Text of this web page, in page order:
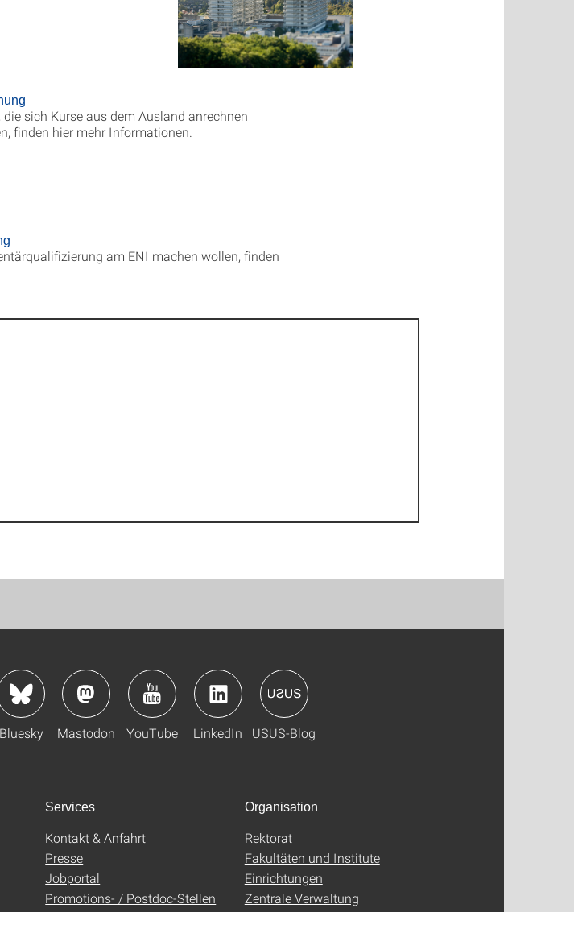
die sich Kurse aus dem Ausland anrechnen
finden hier mehr Informationen.
am ENI machen wollen, finden
Bluesky Mastodon YouTube LinkedIn USUS-Blog
Services
Kontakt & Anfahrt
Presse
Jobportal
Promotions- / Postdoc-Stellen
Organisation
Rektorat
Fakultäten und Institute
Einrichtungen
Zentrale Verwaltung